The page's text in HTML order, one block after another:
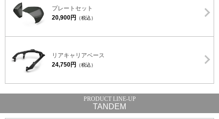
プレートセット
20,900円 （税込）
リアキャリアベース
24,750円 （税込）
TANDEM